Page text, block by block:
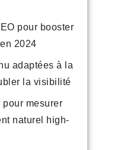
pour booster
2024
adaptées à la
la visibilité
mesurer
naturel high-